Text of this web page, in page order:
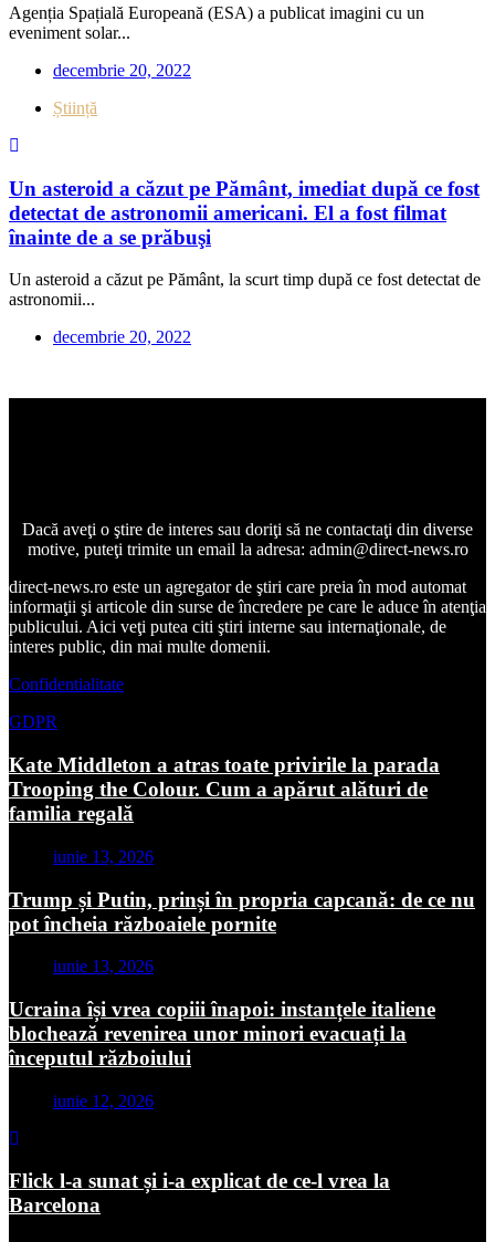
Agenția Spațială Europeană (ESA) a publicat imagini cu un
eveniment solar...
decembrie 20, 2022
Știință
Un asteroid a căzut pe Pământ, imediat după ce fost
detectat de astronomii americani. El a fost filmat
înainte de a se prăbuşi
Un asteroid a căzut pe Pământ, la scurt timp după ce fost detectat de
astronomii...
decembrie 20, 2022
Dacă aveţi o ştire de interes sau doriţi să ne contactaţi din diverse
motive, puteţi trimite un email la adresa: admin@direct-news.ro
direct-news.ro este un agregator de ştiri care preia în mod automat
informaţii şi articole din surse de încredere pe care le aduce în atenţia
publicului. Aici veţi putea citi ştiri interne sau internaţionale, de
interes public, din mai multe domenii.
Confidentialitate
GDPR
Kate Middleton a atras toate privirile la parada
Trooping the Colour. Cum a apărut alături de
familia regală
iunie 13, 2026
Trump și Putin, prinși în propria capcană: de ce nu
pot încheia războaiele pornite
iunie 13, 2026
Ucraina își vrea copiii înapoi: instanțele italiene
blochează revenirea unor minori evacuați la
începutul războiului
iunie 12, 2026
Flick l-a sunat și i-a explicat de ce-l vrea la
Barcelona